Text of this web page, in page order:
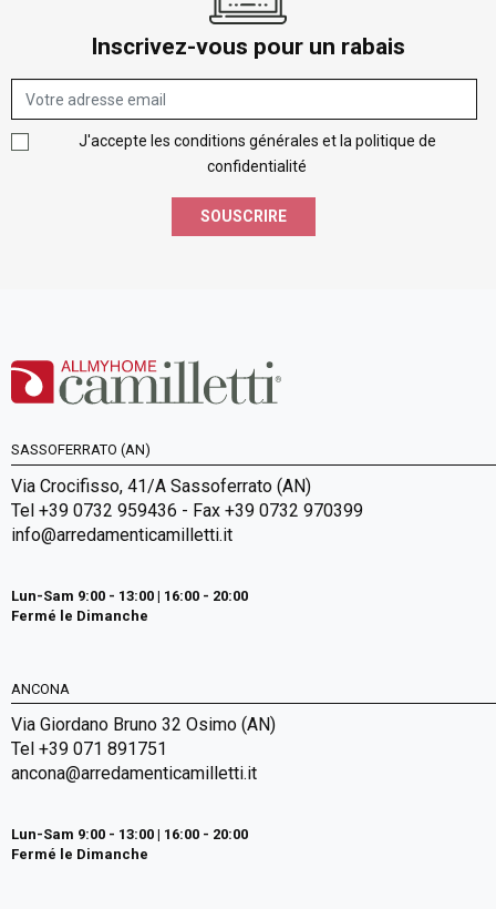
Inscrivez-vous pour un rabais
J'accepte les conditions générales et la politique de
confidentialité
SOUSCRIRE
SASSOFERRATO (AN)
Via Crocifisso, 41/A Sassoferrato (AN)
Tel +39 0732 959436 - Fax +39 0732 970399
info@arredamenticamilletti.it
Lun-Sam 9:00 - 13:00 | 16:00 - 20:00
Fermé le Dimanche
ANCONA
Via Giordano Bruno 32 Osimo (AN)
Tel +39 071 891751
ancona@arredamenticamilletti.it
Lun-Sam 9:00 - 13:00 | 16:00 - 20:00
Fermé le Dimanche